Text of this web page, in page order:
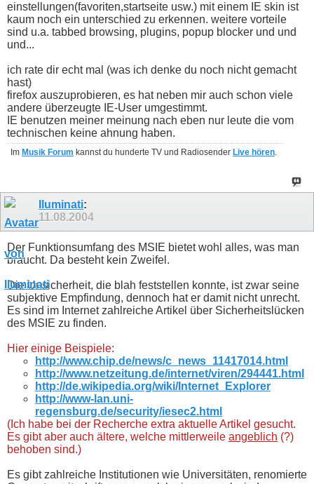
einstellungen(favoriten,startseite usw.) mit einem IE skin ist
kaum noch ein unterschied zu erkennen. weitere vorteile
sind u.a. tabbed browsing, plugins, popup blocker und und
und...
ich rate dir echt mal (was ich denke du noch nicht gemacht
hast)
firefox auszuprobieren, es hat neben mir auch schon viele
andere überzeugte IE-User umgestimmt.
IE benutzen meiner meinung nach eben nur leute die vom
technischen keine ahnung haben.
Im Musik Forum kannst du hunderte TV und Radiosender Live hören.
Iluminati:
11.08.2004
Der Funktionsumfang des MSIE bietet wohl alles, was man
braucht. Da besteht kein Zweifel.
Die Unsicherheit, die blah feststellen konnte, ist zwar seine
subjektive Empfindung, dennoch hat er damit nicht unrecht.
Es sind im Internet zahlreiche Artikel über Sicherheitslücken
des MSIE zu finden.
Hier einige Beispiele:
http://www.chip.de/news/c_news_11417014.html
http://www.netzeitung.de/internet/viren/294441.html
http://de.wikipedia.org/wiki/Internet_Explorer
http://www-lan.uni-
regensburg.de/security/iesec2.html
(Ich habe bei der Recherche extra aktuelle Artikel gesucht.
Es gibt aber auch ältere, welche mittlerweile angeblich (?)
behoben sind.)
Es gibt zahlreiche Institutionen wie Universitäten, renomierte